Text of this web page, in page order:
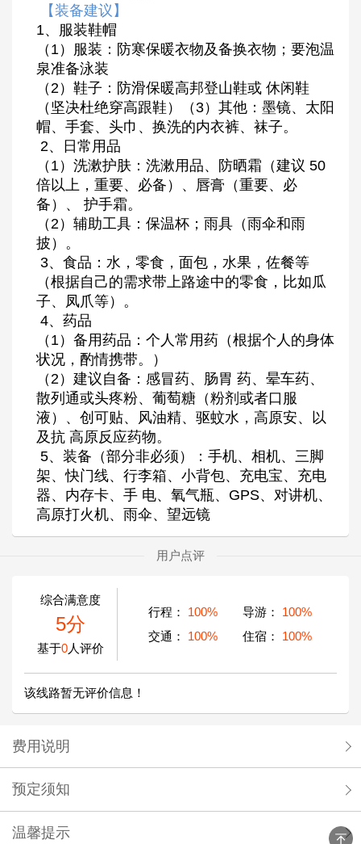
【装备建议】
1、服装鞋帽
（1）服装：防寒保暖衣物及备换衣物；要泡温
泉准备泳装
（2）鞋子：防滑保暖高邦登山鞋或 休闲鞋
（坚决杜绝穿高跟鞋）（3）其他：墨镜、太阳
帽、手套、头巾、换洗的内衣裤、袜子。
2、日常用品
（1）洗漱护肤：洗漱用品、防晒霜（建议 50
倍以上，重要、必备）、唇膏（重要、必
备）、 护手霜。
（2）辅助工具：保温杯；雨具（雨伞和雨
披）。
3、食品：水，零食，面包，水果，佐餐等
（根据自己的需求带上路途中的零食，比如瓜
子、凤爪等）。
4、药品
（1）备用药品：个人常用药（根据个人的身体
状况，酌情携带。）
（2）建议自备：感冒药、肠胃 药、晕车药、
散列通或头疼粉、葡萄糖（粉剂或者口服
液）、创可贴、风油精、驱蚊水，高原安、以
及抗 高原反应药物。
5、装备（部分非必须）：手机、相机、三脚
架、快门线、行李箱、小背包、充电宝、充电
器、内存卡、手 电、氧气瓶、GPS、对讲机、
高原打火机、雨伞、望远镜
用户点评
综合满意度
5分
基于0人评价
行程： 100% 导游：
100%
交通：
100% 住宿： 100%
该线路暂无评价信息！
费用说明
预定须知
温馨提示